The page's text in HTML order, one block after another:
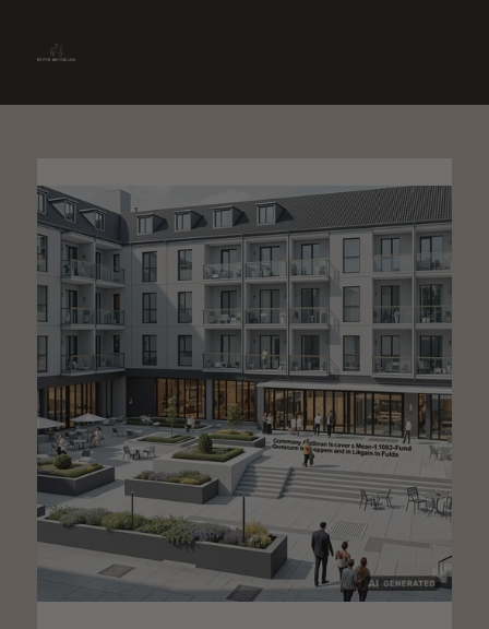
» Immobilie bewerten